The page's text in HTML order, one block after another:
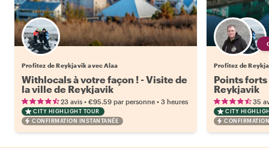
Profitez de Reykjavik avec Alaa
Withlocals à votre façon ! - Visite de
la ville de Reykjavik
23 avis • €95.59 par personne • 3 heures
CITY HIGHLIGHT TOUR
CONFIRMATION INSTANTANÉE
Profitez de
Points
Reykjavik
35
CITY